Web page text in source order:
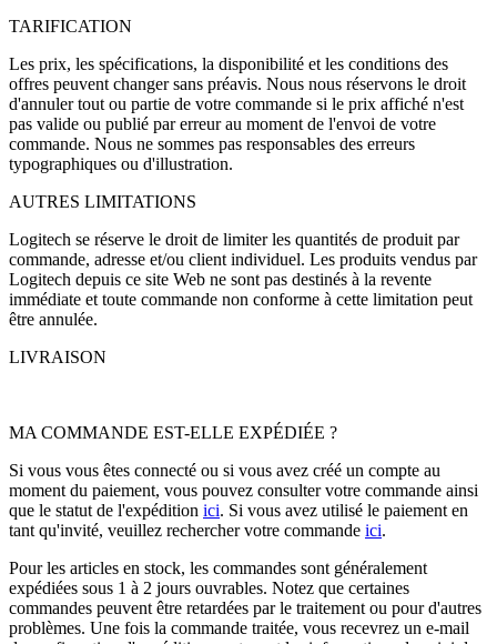
TARIFICATION
Les prix, les spécifications, la disponibilité et les conditions des
offres peuvent changer sans préavis. Nous nous réservons le droit
d'annuler tout ou partie de votre commande si le prix affiché n'est
pas valide ou publié par erreur au moment de l'envoi de votre
commande. Nous ne sommes pas responsables des erreurs
typographiques ou d'illustration.
AUTRES LIMITATIONS
Logitech se réserve le droit de limiter les quantités de produit par
commande, adresse et/ou client individuel. Les produits vendus par
Logitech depuis ce site Web ne sont pas destinés à la revente
immédiate et toute commande non conforme à cette limitation peut
être annulée.
LIVRAISON
MA COMMANDE EST-ELLE EXPÉDIÉE ?
Si vous vous êtes connecté ou si vous avez créé un compte au
moment du paiement, vous pouvez consulter votre commande ainsi
que le statut de l'expédition ici. Si vous avez utilisé le paiement en
tant qu'invité, veuillez rechercher votre commande ici.
Pour les articles en stock, les commandes sont généralement
expédiées sous 1 à 2 jours ouvrables. Notez que certaines
commandes peuvent être retardées par le traitement ou pour d'autres
problèmes. Une fois la commande traitée, vous recevrez un e-mail